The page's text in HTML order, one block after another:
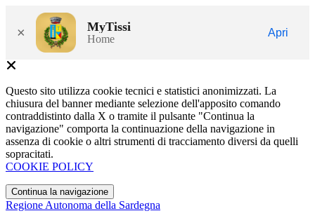
× MyTissi
Home
Apri
Questo sito utilizza cookie tecnici e statistici anonimizzati. La
chiusura del banner mediante selezione dell'apposito comando
contraddistinto dalla X o tramite il pulsante "Continua la
navigazione" comporta la continuazione della navigazione in
assenza di cookie o altri strumenti di tracciamento diversi da quelli
sopracitati.
COOKIE POLICY
Continua la navigazione
Regione Autonoma della Sardegna